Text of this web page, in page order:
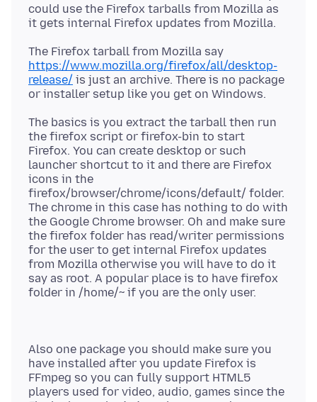
could use the Firefox tarballs from Mozilla as
The Firefox tarball from Mozilla say
https://www.mozilla.org/firefox/all/desktop-
release/ is just an archive. There is no package
The basics is you extract the tarball then run
the firefox script or firefox-bin to start
Firefox. You can create desktop or such
launcher shortcut to it and there are Firefox
icons in the
firefox/browser/chrome/icons/default/ folder.
The chrome in this case has nothing to do with
the Google Chrome browser. Oh and make sure
the firefox folder has read/writer permissions
for the user to get internal Firefox updates
from Mozilla otherwise you will have to do it
say as root. A popular place is to have firefox
Also one package you should make sure you
have installed after you update Firefox is
FFmpeg so you can fully support HTML5
players used for video, audio, games since the